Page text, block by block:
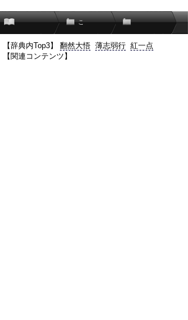
こ
【辞典内Top3】 翻然大悟 薄志弱行 紅一点
【関連コンテンツ】